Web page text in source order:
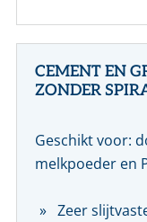
CEMENT EN
ZONDER
Geschikt voor:
melkpoeder en
Zeer